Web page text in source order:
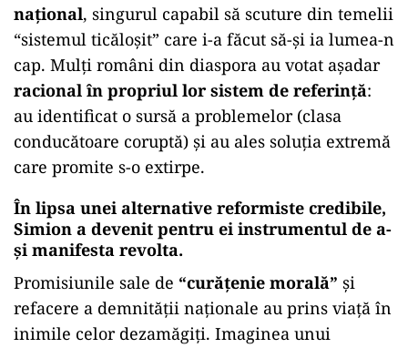
național, singurul capabil să scuture din temelii
“sistemul ticăloșit” care i-a făcut să-și ia lumea-n
cap. Mulți români din diaspora au votat așadar
racional în propriul lor sistem de referință:
au identificat o sursă a problemelor (clasa
conducătoare coruptă) și au ales soluția extremă
care promite s-o extirpe.
În lipsa unei alternative reformiste credibile,
Simion a devenit pentru ei instrumentul de a-
și manifesta revolta.
Promisiunile sale de “curățenie morală” și
refacere a demnității naționale au prins viață în
inimile celor dezamăgiți. Imaginea unui